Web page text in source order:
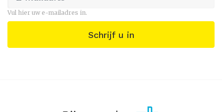
Vul hier uw e-mailadres in.
Schrijf u in